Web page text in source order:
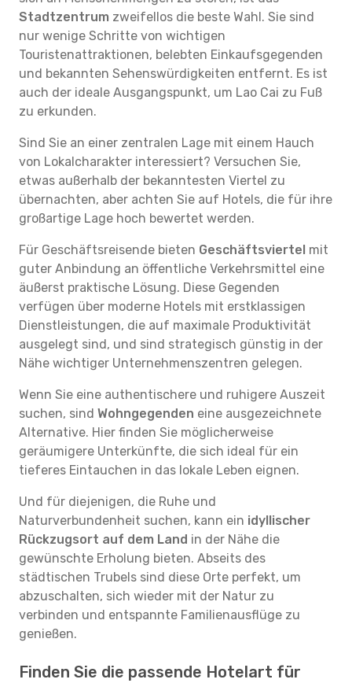
Stadtzentrum zweifellos die beste Wahl. Sie sind
nur wenige Schritte von wichtigen
Touristenattraktionen, belebten Einkaufsgegenden
und bekannten Sehenswürdigkeiten entfernt. Es ist
auch der ideale Ausgangspunkt, um Lao Cai zu Fuß
zu erkunden.
Sind Sie an einer zentralen Lage mit einem Hauch
von Lokalcharakter interessiert? Versuchen Sie,
etwas außerhalb der bekanntesten Viertel zu
übernachten, aber achten Sie auf Hotels, die für ihre
großartige Lage hoch bewertet werden.
Für Geschäftsreisende bieten Geschäftsviertel mit
guter Anbindung an öffentliche Verkehrsmittel eine
äußerst praktische Lösung. Diese Gegenden
verfügen über moderne Hotels mit erstklassigen
Dienstleistungen, die auf maximale Produktivität
ausgelegt sind, und sind strategisch günstig in der
Nähe wichtiger Unternehmenszentren gelegen.
Wenn Sie eine authentischere und ruhigere Auszeit
suchen, sind Wohngegenden eine ausgezeichnete
Alternative. Hier finden Sie möglicherweise
geräumigere Unterkünfte, die sich ideal für ein
tieferes Eintauchen in das lokale Leben eignen.
Und für diejenigen, die Ruhe und
Naturverbundenheit suchen, kann ein idyllischer
Rückzugsort auf dem Land in der Nähe die
gewünschte Erholung bieten. Abseits des
städtischen Trubels sind diese Orte perfekt, um
abzuschalten, sich wieder mit der Natur zu
verbinden und entspannte Familienausflüge zu
genießen.
Finden Sie die passende Hotelart für